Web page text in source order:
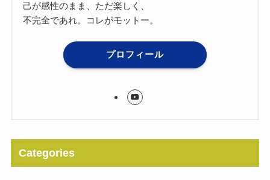
己が感性のまま、ただ楽しく、
不完全であれ。コレがモットー。
プロフィール
Categories